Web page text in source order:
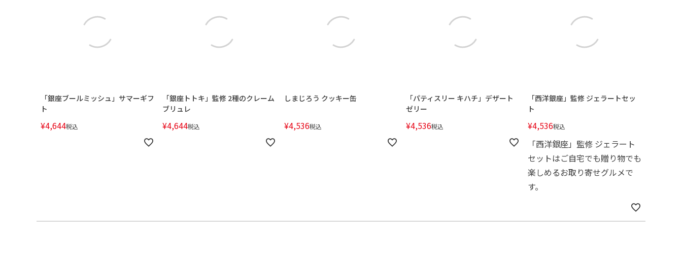
「銀座ブールミッシュ」サマーギフ
ト
¥4,644税込
「銀座トトキ」監修 2種のクレーム
ブリュレ
¥4,644税込
しまじろう クッキー缶
¥4,536税込
「パティスリー キハチ」デザート
ゼリー
¥4,536税込
「西洋銀座」監修 ジェラートセッ
ト
¥4,536税込
「西洋銀座」監修 ジェラート
セットはご自宅でも贈り物でも
楽しめるお取り寄せグルメで
す。